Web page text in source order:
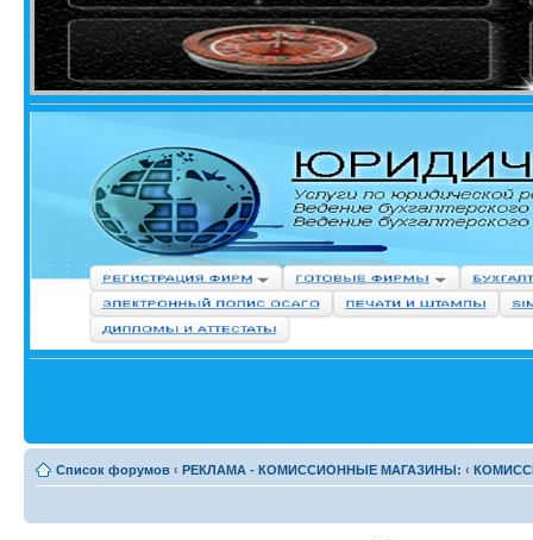
Список форумов ‹ РЕКЛАМА - КОМИССИОННЫЕ МАГАЗИНЫ: ‹